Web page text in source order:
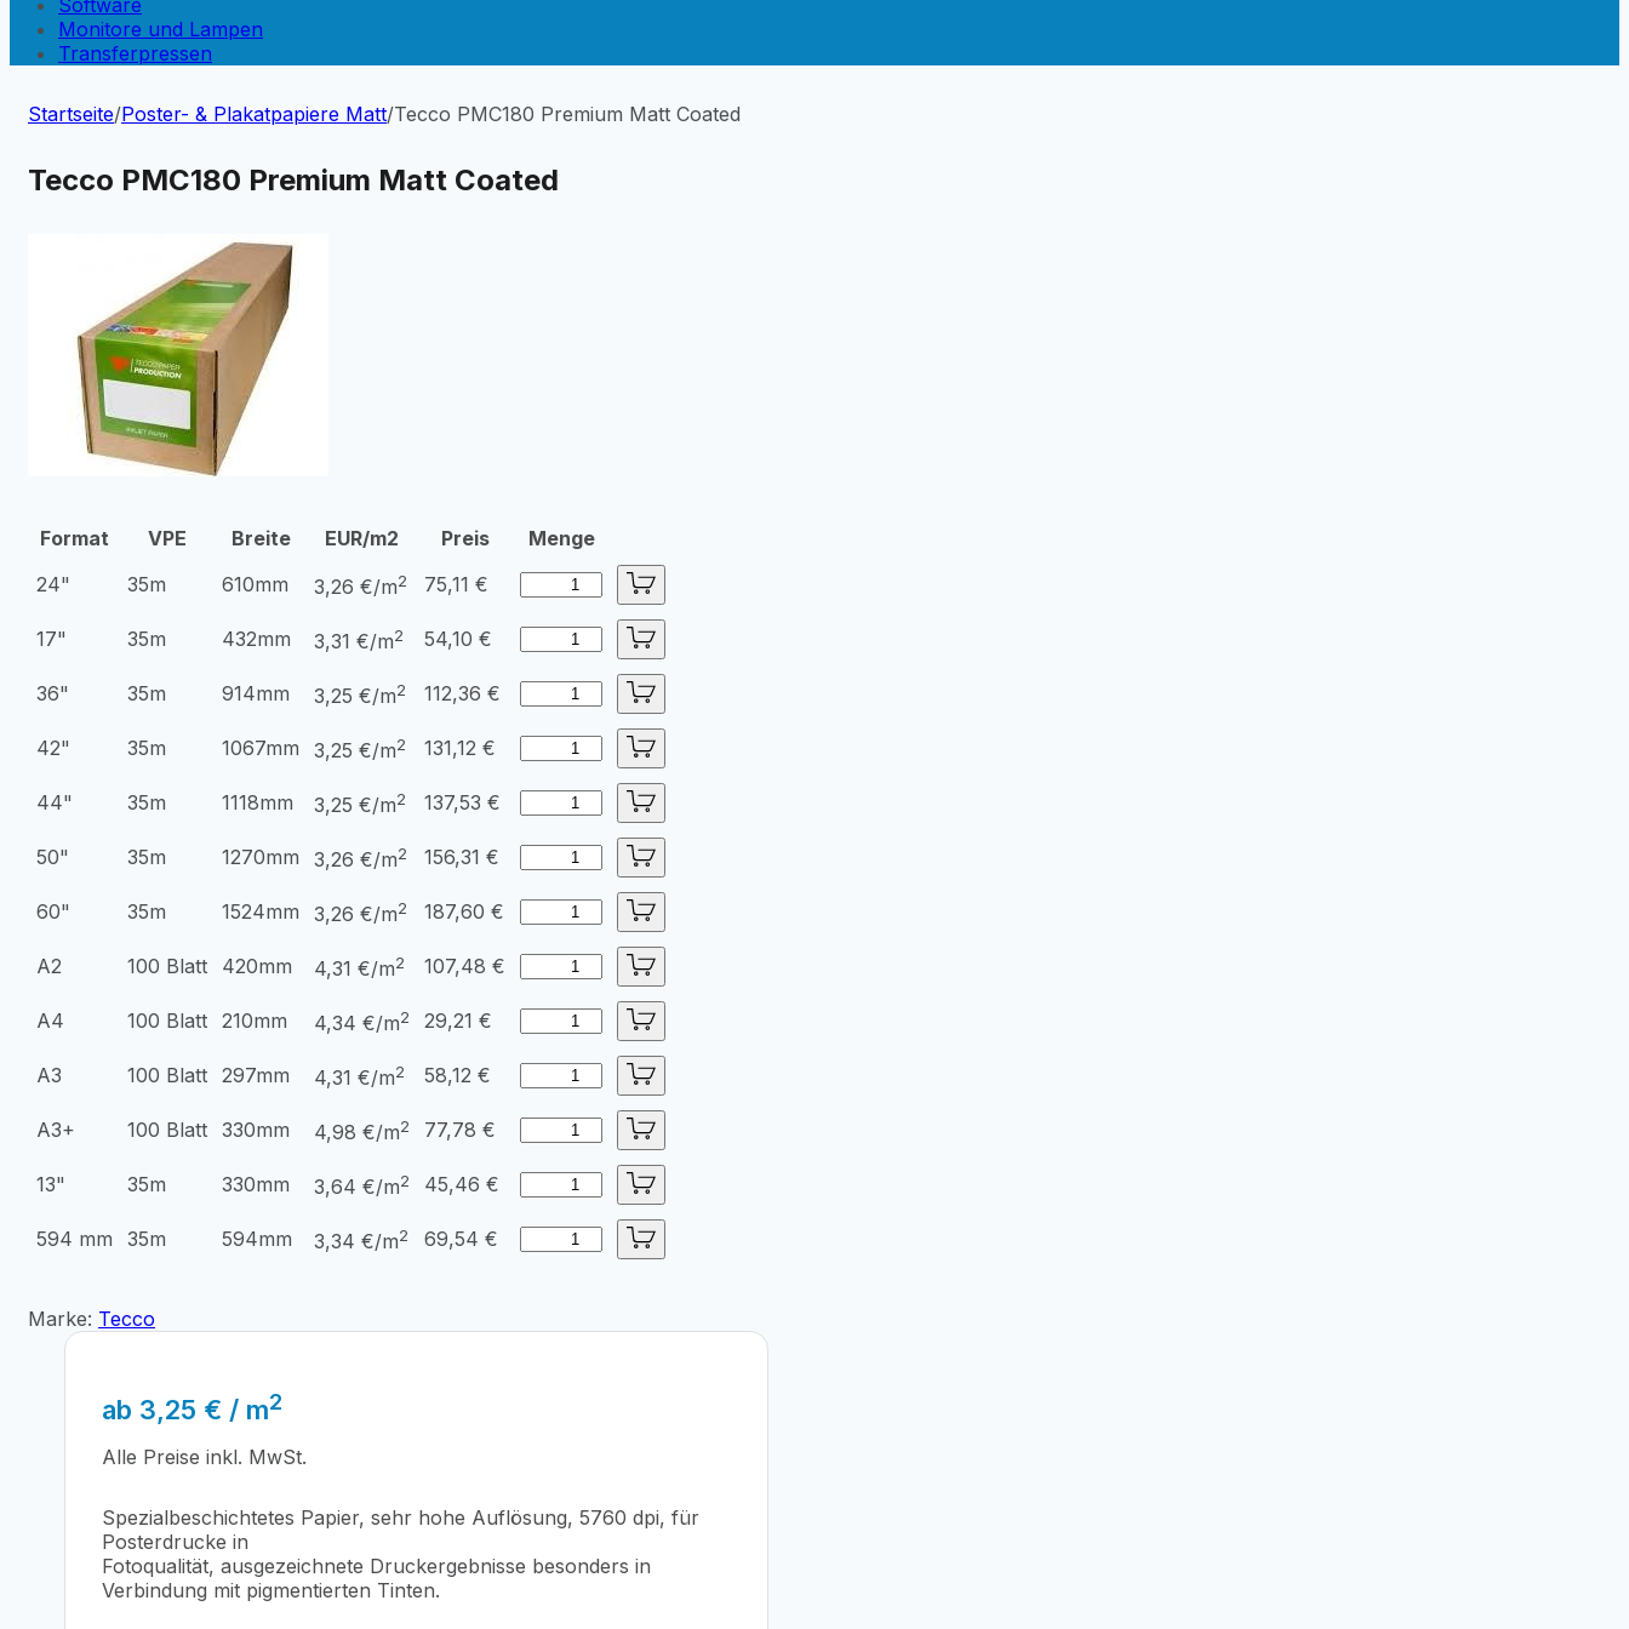
Software
Monitore und Lampen
Transferpressen
Startseite/Poster- & Plakatpapiere Matt/Tecco PMC180 Premium Matt Coated
Tecco PMC180 Premium Matt Coated
Format VPE Breite EUR/m2 Preis
Menge
24"
35m 610mm 3,26 €/m2 75,11 €
17" 35m 432mm 3,31 €/m2 54,10 €
36" 35m 914mm 3,25 €/m2 112,36 €
42" 35m 1067mm 3,25 €/m2 131,12 €
44" 35m 1118mm 3,25 €/m2 137,53 €
50" 35m 1270mm 3,26 €/m2 156,31 €
60" 35m 1524mm 3,26 €/m2 187,60 €
A2 100 Blatt 420mm 4,31 €/m2 107,48 €
A4 100 Blatt 210mm 4,34 €/m2 29,21 €
A3 100 Blatt 297mm 4,31 €/m2 58,12 €
A3+ 100 Blatt 330mm 4,98 €/m2 77,78 €
13" 35m 330mm 3,64 €/m2 45,46 €
594 mm 35m 594mm 3,34 €/m2 69,54 €
Marke: Tecco
ab 3,25 € / m2
Alle Preise inkl. MwSt.
Spezialbeschichtetes Papier, sehr hohe Auflösung, 5760 dpi, für
Posterdrucke in
Fotoqualität, ausgezeichnete Druckergebnisse besonders in
Verbindung mit pigmentierten Tinten.